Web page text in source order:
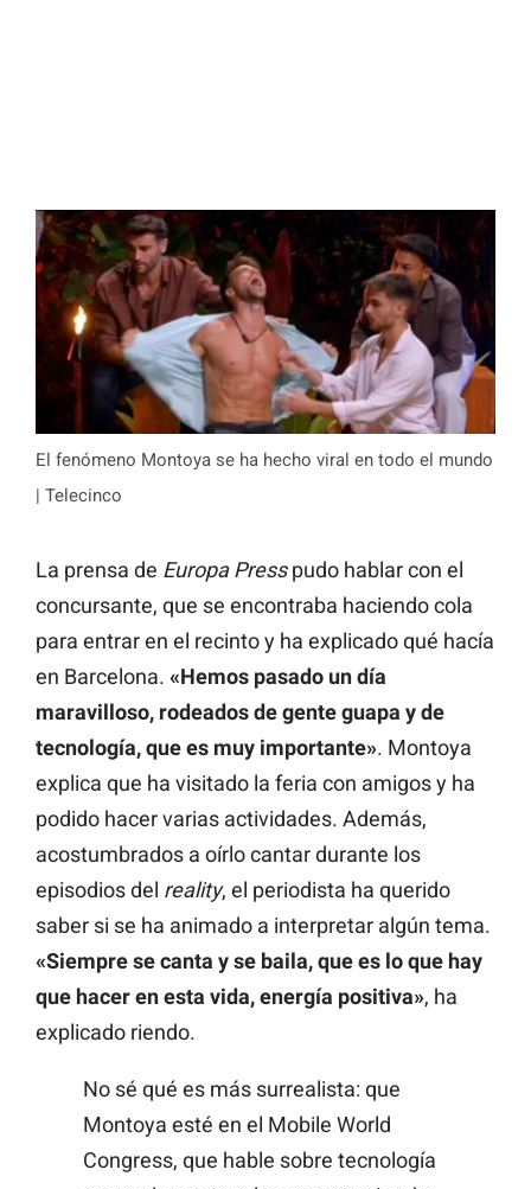
El fenómeno Montoya se ha hecho viral en todo el mundo
| Telecinco
La prensa de Europa Presspudo hablar con el
concursante, que se encontraba haciendo cola
para entrar en el recinto y ha explicado qué hacía
en Barcelona. «Hemos pasado un día
maravilloso, rodeados de gente guapa y de
tecnología, que es muy importante». Montoya
explica que ha visitado la feria con amigos y ha
podido hacer varias actividades. Además,
acostumbrados a oírlo cantar durante los
episodios del reality, el periodista ha querido
saber si se ha animado a interpretar algún tema.
«Siempre se canta y se baila, que es lo que hay
que hacer en esta vida, energía positiva», ha
explicado riendo.
No sé qué es más surrealista: que
Montoya esté en el Mobile World
Congress, que hable sobre tecnología